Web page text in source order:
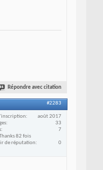
Répondre avec citation
#2283
août 2017
33
7
82 fois
de réputation
0